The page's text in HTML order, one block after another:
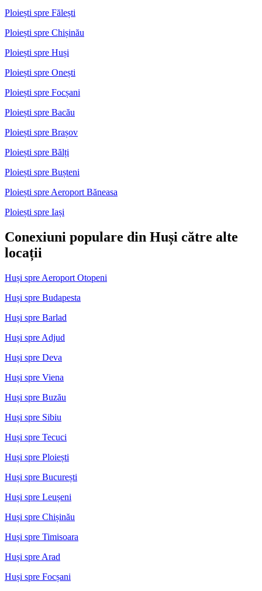
Ploiești spre Fălești
Ploiești spre Chișinău
Ploiești spre Huși
Ploiești spre Onești
Ploiești spre Focșani
Ploiești spre Bacău
Ploiești spre Brașov
Ploiești spre Bălți
Ploiești spre Bușteni
Ploiești spre Aeroport Băneasa
Ploiești spre Iași
Conexiuni populare din Huși către alte
locații
Huși spre Aeroport Otopeni
Huși spre Budapesta
Huși spre Barlad
Huși spre Adjud
Huși spre Deva
Huși spre Viena
Huși spre Buzău
Huși spre Sibiu
Huși spre Tecuci
Huși spre Ploiești
Huși spre București
Huși spre Leușeni
Huși spre Chișinău
Huși spre Timisoara
Huși spre Arad
Huși spre Focșani